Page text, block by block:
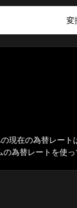
変
現在の為替レー
為替レートを使